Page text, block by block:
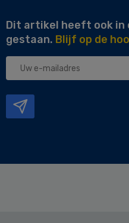
Dit artikel heeft ook in
gestaan. Blijf op de
Uw